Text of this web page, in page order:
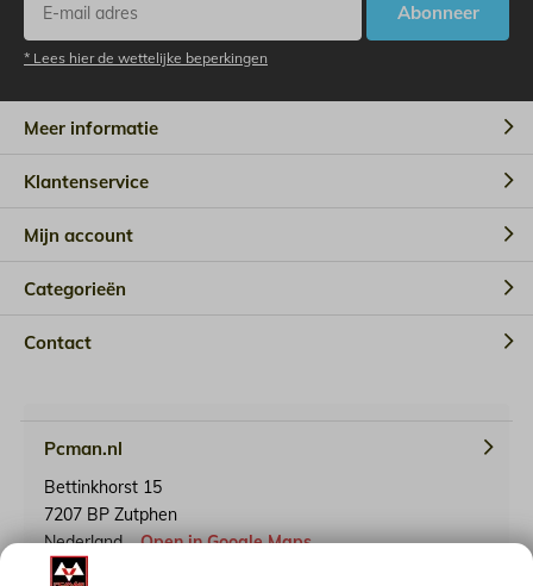
Abonneer
* Lees hier de wettelijke beperkingen
Meer informatie
Klantenservice
Mijn account
Categorieën
Contact
Pcman.nl
Bettinkhorst 15
7207 BP Zutphen
Nederland
Open in Google Maps